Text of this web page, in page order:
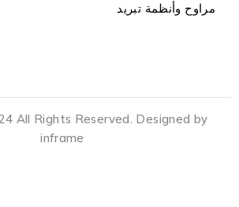
مراوح وأنظمة تبريد
All Rights Reserved. Designed by
inframe